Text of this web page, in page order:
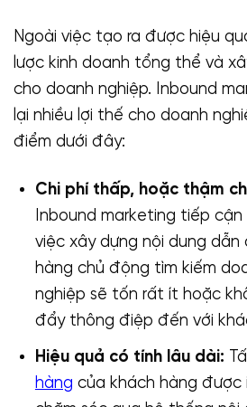
Ngoài việc tạo ra được hiệu
lược kinh doanh tổng thể và
cho doanh nghiệp. Inbound
lại nhiều lợi thế cho doanh
điểm dưới đây:
Chi phí thấp, hoặc thậm
Inbound marketing tiếp
việc xây dựng nội dung dẫn
hàng chủ động tìm kiếm
nghiệp sẽ tốn rất ít hoặc
đẩy thông điệp đến với
Hiệu quả có tính lâu dài:
hàng của khách hàng được